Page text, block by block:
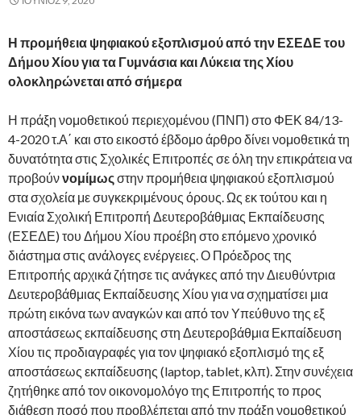
Η προμήθεια ψηφιακού εξοπλισμού από την ΕΣΕΔΕ του
Δήμου Χίου για τα Γυμνάσια και Λύκεια της Χίου
ολοκληρώνεται από σήμερα
Η πράξη νομοθετικού περιεχομένου (ΠΝΠ) στο ΦΕΚ 84/13-
4-2020 τ.Α΄ και στο εικοστό έβδομο άρθρο δίνει νομοθετικά τη
δυνατότητα στις Σχολικές Επιτροπές σε όλη την επικράτεια να
προβούννομίμωςστην προμήθεια ψηφιακού εξοπλισμού
στα σχολεία με συγκεκριμένους όρους. Ως εκ τούτου και η
Ενιαία Σχολική Επιτροπή Δευτεροβάθμιας Εκπαίδευσης
(ΕΣΕΔΕ) του Δήμου Χίου προέβη στο επόμενο χρονικό
διάστημα στις ανάλογες ενέργειες. Ο Πρόεδρος της
Επιτροπής αρχικά ζήτησε τις ανάγκες από την Διευθύντρια
Δευτεροβάθμιας Εκπαίδευσης Χίου για να σχηματίσει μια
πρώτη εικόνα των αναγκών και από τον Υπεύθυνο της εξ
αποστάσεως εκπαίδευσης στη Δευτεροβάθμια Εκπαίδευση
Χίου τις προδιαγραφές για τον ψηφιακό εξοπλισμό της εξ
αποστάσεως εκπαίδευσης (laptop, tablet, κλπ). Στην συνέχεια
ζητήθηκε από τον οικονομολόγο της Επιτροπής το προς
διάθεση ποσό που προβλέπεται από την πράξη νομοθετικού